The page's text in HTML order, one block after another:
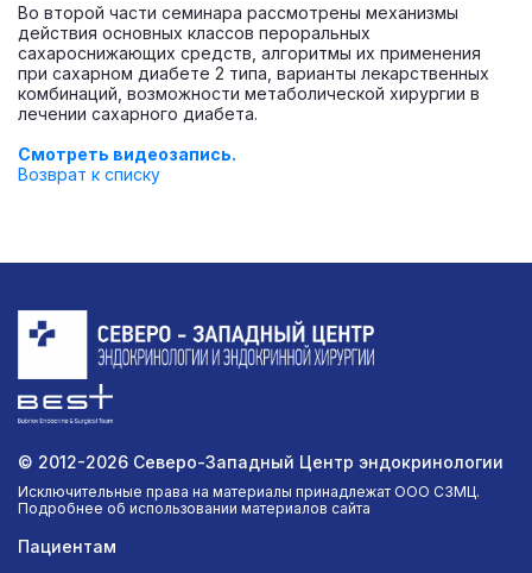
Во второй части семинара рассмотрены механизмы
действия основных классов пероральных
сахароснижающих средств, алгоритмы их применения
при сахарном диабете 2 типа, варианты лекарственных
комбинаций, возможности метаболической хирургии в
лечении сахарного диабета.
Смотреть видеозапись.
Возврат к списку
© 2012-2026 Северо-Западный Центр эндокринологии
Исключительные права на материалы принадлежат ООО СЗМЦ.
Подробнее об использовании материалов сайта
Пациентам